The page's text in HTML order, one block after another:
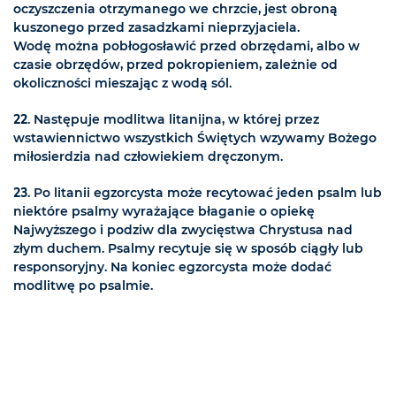
oczyszczenia otrzymanego we chrzcie, jest obroną
kuszonego przed zasadzkami nieprzyjaciela.
Wodę można pobłogosławić przed obrzędami, albo w
czasie obrzędów, przed pokropieniem, zależnie od
okoliczności mieszając z wodą sól.
22. Następuje modlitwa litanijna, w której przez
wstawiennictwo wszystkich Świętych wzywamy Bożego
miłosierdzia nad człowiekiem dręczonym.
23. Po litanii egzorcysta może recytować jeden psalm lub
niektóre psalmy wyrażające błaganie o opiekę
Najwyższego i podziw dla zwycięstwa Chrystusa nad
złym duchem. Psalmy recytuje się w sposób ciągły lub
responsoryjny. Na koniec egzorcysta może dodać
modlitwę po psalmie.